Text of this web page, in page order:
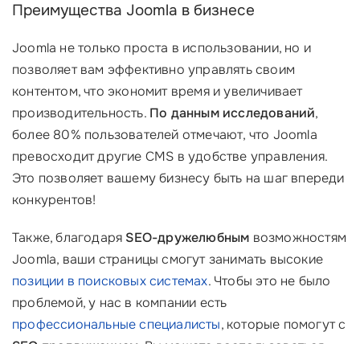
Преимущества Joomla в бизнесе
Joomla не только проста в использовании, но и
позволяет вам эффективно управлять своим
контентом, что экономит время и увеличивает
производительность. По данным исследований,
более 80% пользователей отмечают, что Joomla
превосходит другие CMS в удобстве управления.
Это позволяет вашему бизнесу быть на шаг впереди
конкурентов!
Также, благодаря SEO-дружелюбным возможностям
Joomla, ваши страницы смогут занимать высокие
позиции в поисковых системах. Чтобы это не было
проблемой, у нас в компании есть
профессиональные специалисты, которые помогут с